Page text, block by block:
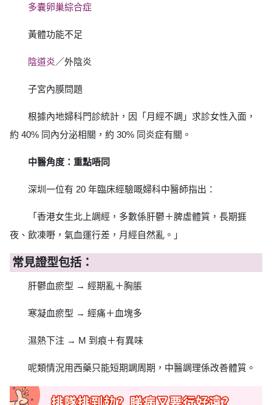
多囊卵巢綜合症
黃體功能不足
陰道炎／外陰炎
子宮內膜問題
根據內地婦科門診統計，因「月經不調」求診女性入面，
約 40% 同內分泌相關，約 30% 同炎症有關。
中醫角度：重點唔同
深圳一位有 20 年臨床經驗嘅婦科中醫師指出：
「香港女生北上調經，多數係肝鬱＋脾虛體質，長期捱
夜、飲凍嘢，氣血運行差，月經自然亂。」
常見證型包括：
肝鬱血瘀型 → 經期亂＋胸脹
寒凝血瘀型 → 經痛＋血塊多
濕熱下注 → M 到痕＋有異味
呢類情況用西藥只能短期調周期，中醫調理係改善體質。